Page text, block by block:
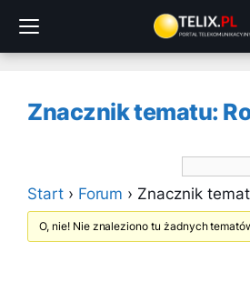
treści
Znacznik tematu:
Start › Forum › Znacznik
O, nie! Nie znaleziono tu żadnych